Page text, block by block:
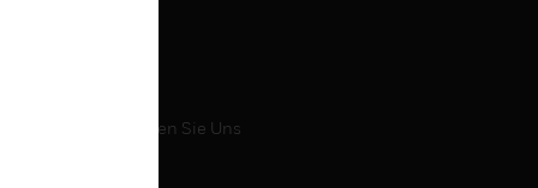
Kontaktieren Sie Uns